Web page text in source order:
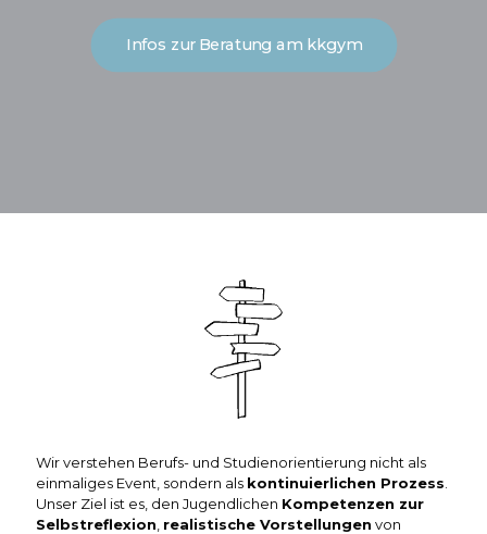
Infos zur Beratung am kkgym
Wir verstehen Berufs- und Studienorientierung nicht als
einmaliges Event, sondern als kontinuierlichen Prozess
Unser Ziel ist es, den Jugendlichen Kompetenzen zur
Selbstreflexion realistische Vorstellungen von